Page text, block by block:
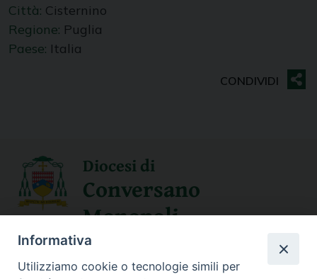
Città: Cisternino
Regione: Puglia
Paese: Italia
Diocesi di
Conversano
Monopoli
SEGUICI SU
Informativa
Utilizziamo cookie o tecnologie simili per